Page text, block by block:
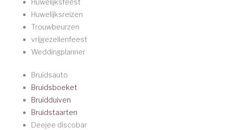
Huwelijksfeest
Huwelijksreizen
Trouwbeurzen
vrijgezellenfeest
Weddingplanner
Bruidsauto
Bruidsboeket
Bruidduiven
Bruidstaarten
Deejee discobar